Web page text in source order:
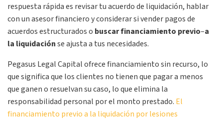
respuesta rápida es revisar tu acuerdo de liquidación, hablar
con un asesor financiero y considerar si vender pagos de
acuerdos estructurados o buscar financiamiento previo–a
la liquidaciónse ajusta a tus necesidades.
Pegasus Legal Capital ofrece financiamiento sin recurso, lo
que significa que los clientes no tienen que pagar a menos
que ganen o resuelvan su caso, lo que elimina la
responsabilidad personal por el monto prestado. El
financiamiento previo a la liquidación por lesiones